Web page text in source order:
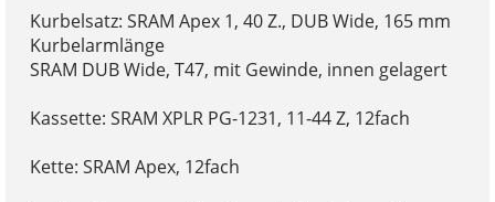
Kurbelsatz: SRAM Apex 1, 40 Z., DUB Wide, 165 mm
Kurbelarmlänge
SRAM DUB Wide, T47, mit Gewinde, innen gelagert
Kassette: SRAM XPLR PG-1231, 11-44 Z, 12fach
Kette: SRAM Apex, 12fach